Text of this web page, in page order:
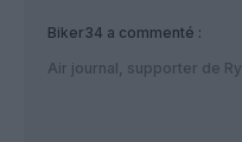
Biker34 a commenté :
Air journal, supporter de